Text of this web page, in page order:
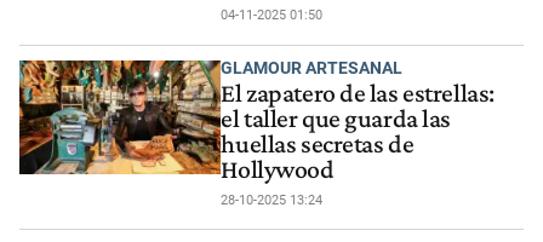
04-11-2025 01:50
GLAMOUR ARTESANAL
El zapatero de las estrellas:
el taller que guarda las
huellas secretas de
Hollywood
28-10-2025 13:24